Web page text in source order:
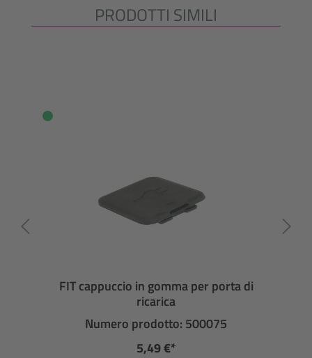
Salta la galleria dei prodotti
PRODOTTI SIMILI
FIT cappuccio in gomma per porta di
ricarica
Numero prodotto: 500075
5,49 €*